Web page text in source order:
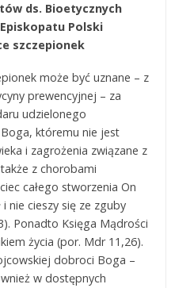
ds. Bioetycznych
Polski
szczepionek
może być uznane – z
prewencyjnej – za
udzielonego
któremu nie jest
i zagrożenia związane z
z chorobami
całego stworzenia On
i nie cieszy się ze zguby
Ponadto Księga Mądrości
życia (por. Mdr 11,26).
dobroci Boga –
w dostępnych